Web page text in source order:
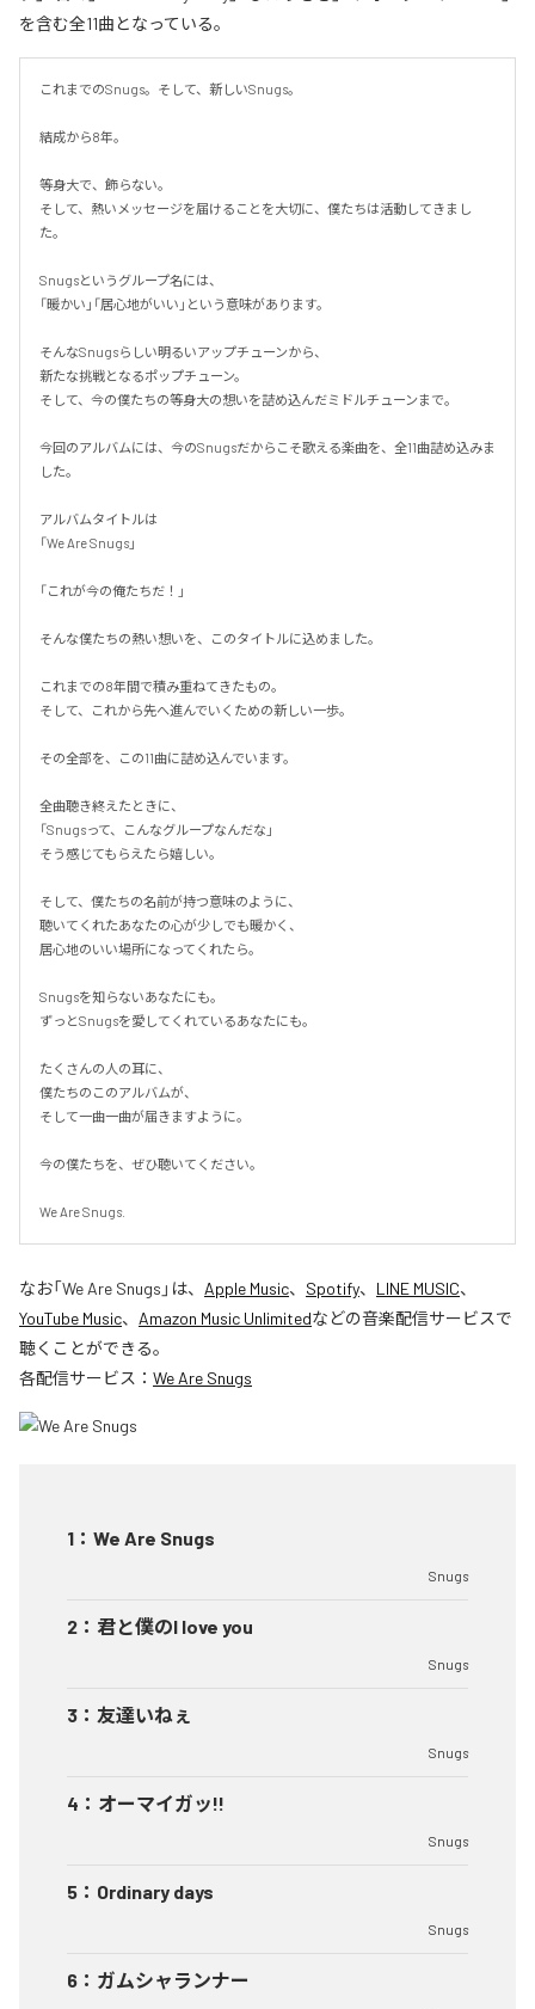
を含む全11曲となっている。
これまでのSnugs。そして、新しいSnugs。
結成から8年。
等身大で、飾らない。
そして、熱いメッセージを届けることを大切に、僕たちは活動してきまし
た。
Snugsというグループ名には、
「暖かい」「居心地がいい」という意味があります。
そんなSnugsらしい明るいアップチューンから、
新たな挑戦となるポップチューン。
そして、今の僕たちの等身大の想いを詰め込んだミドルチューンまで。
今回のアルバムには、今のSnugsだからこそ歌える楽曲を、全11曲詰め込みま
した。
アルバムタイトルは
「We Are Snugs」
「これが今の俺たちだ！」
そんな僕たちの熱い想いを、このタイトルに込めました。
これまでの8年間で積み重ねてきたもの。
そして、これから先へ進んでいくための新しい一歩。
その全部を、この11曲に詰め込んでいます。
全曲聴き終えたときに、
「Snugsって、こんなグループなんだな」
そう感じてもらえたら嬉しい。
そして、僕たちの名前が持つ意味のように、
聴いてくれたあなたの心が少しでも暖かく、
居心地のいい場所になってくれたら。
Snugsを知らないあなたにも。
ずっとSnugsを愛してくれているあなたにも。
たくさんの人の耳に、
僕たちのこのアルバムが、
そして一曲一曲が届きますように。
今の僕たちを、ぜひ聴いてください。
We Are Snugs.
なお「We Are Snugs 」は、 Apple Music、 Spotify、 LINE MUSIC、
YouTube Music、 Amazon Music Unlimitedなどの音楽配信サービスで
聴くことができる。
各配信サービス： We Are Snugs
1 ： We Are Snugs
Snugs
2 ： 君と僕のI love you
Snugs
3 ： 友達いねぇ
Snugs
4 ： オーマイガッ!!
Snugs
5 ： Ordinary days
Snugs
6 ： ガムシャランナー